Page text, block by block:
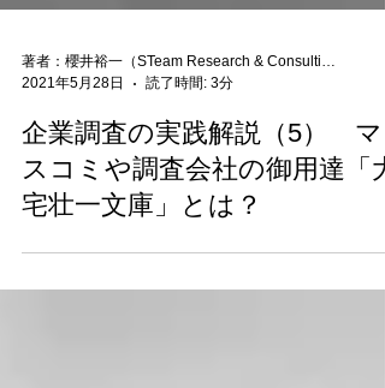
2021年5月28日
読了時間: 3分
企業調査の実践解説（5） マ
スコミや調査会社の御用達「大
宅壮一文庫」とは？